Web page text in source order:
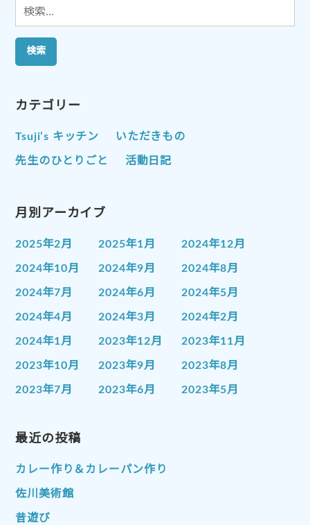
検
索:
カテゴリー
Tsuji’s キッチン いただきもの
先生のひとりごと 活動日記
月別アーカイブ
2025年2月 2025年1月 2024年12月
2024年10月 2024年9月 2024年8月
2024年7月 2024年6月 2024年5月
2024年4月 2024年3月 2024年2月
2024年1月 2023年12月 2023年11月
2023年10月 2023年9月 2023年8月
2023年7月 2023年6月 2023年5月
2023年1月
2022年10月 2022年9月
2022年7月
2022年4月
最近の投稿
カレー作り＆カレーパン作り
佐川美術館
昔遊び